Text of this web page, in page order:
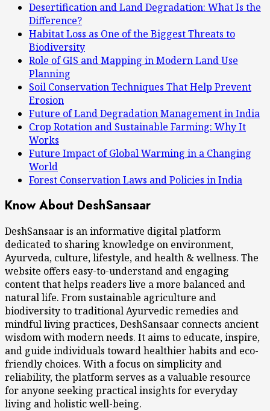
Desertification and Land Degradation: What Is the
Difference?
Habitat Loss as One of the Biggest Threats to
Biodiversity
Role of GIS and Mapping in Modern Land Use
Planning
Soil Conservation Techniques That Help Prevent
Erosion
Future of Land Degradation Management in India
Crop Rotation and Sustainable Farming: Why It
Works
Future Impact of Global Warming in a Changing
World
Forest Conservation Laws and Policies in India
Know About DeshSansaar
DeshSansaar is an informative digital platform
dedicated to sharing knowledge on environment,
Ayurveda, culture, lifestyle, and health & wellness. The
website offers easy-to-understand and engaging
content that helps readers live a more balanced and
natural life. From sustainable agriculture and
biodiversity to traditional Ayurvedic remedies and
mindful living practices, DeshSansaar connects ancient
wisdom with modern needs. It aims to educate, inspire,
and guide individuals toward healthier habits and eco-
friendly choices. With a focus on simplicity and
reliability, the platform serves as a valuable resource
for anyone seeking practical insights for everyday
living and holistic well-being.